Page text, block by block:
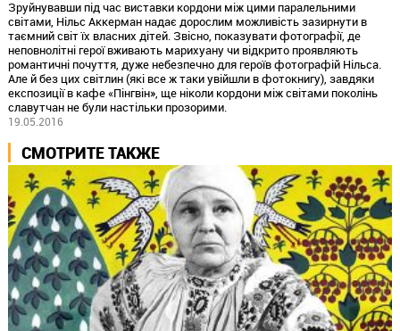
Зруйнувавши під час виставки кордони між цими паралельними
світами, Нільс Аккерман надає дорослим можливість зазирнути в
таємний світ їх власних дітей. Звісно, показувати фотографії, де
неповнолітні герої вживають марихуану чи відкрито проявляють
романтичні почуття, дуже небезпечно для героїв фотографій Нільса.
Але й без цих світлин (які все ж таки увійшли в фотокнигу), завдяки
експозиції в кафе «Пінгвін», ще ніколи кордони між світами поколінь
славутчан не були настільки прозорими.
19.05.2016
СМОТРИТЕ ТАКЖЕ